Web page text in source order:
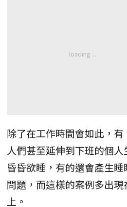
除了在工作時間會如此，
人們甚至延伸到下班的個
昏昏欲睡，有的還會產生
問題，而這樣的案例多出
上。